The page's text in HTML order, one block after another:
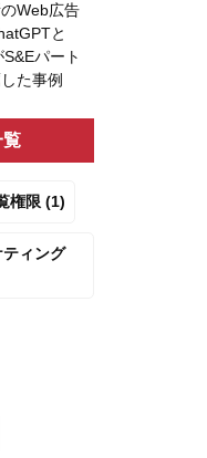
のWeb広告
と
パート
た事例
権限 (1)
ィング